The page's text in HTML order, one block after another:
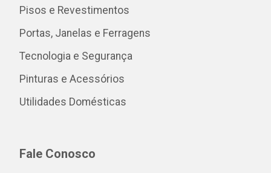
Pisos e Revestimentos
Portas, Janelas e Ferragens
Tecnologia e Segurança
Pinturas e Acessórios
Utilidades Domésticas
Fale Conosco